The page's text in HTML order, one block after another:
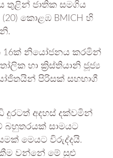
තුළින් ජාතික සමගිය
කොළඹ BMICH හි
16ක් නියෝජනය කරමින්
හා ක්‍රිස්තියානි ජූජ්‍ය
පිරිසක් සහභාගී
දුරටත් අදහස් දක්වමින්
බහුතරයක් සාමයට
මෙයට විරුද්දයි.
වන්නේ මේ සුළු